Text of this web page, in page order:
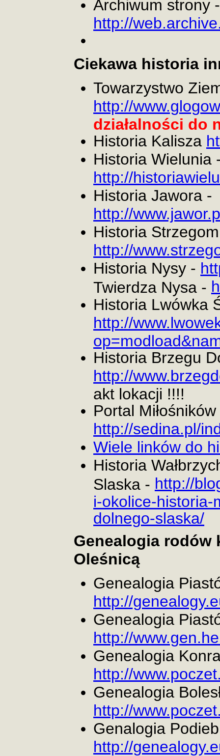
Archiwum strony -
http://
Ciekawa historia
Towarzystwo
http://
działalności do
Historia Kalisza
Historia Wielunia
http://
Historia Jawora -
http://
Historia
http://
Historia Nysy -
Twierdza Nysa -
Historia Lwówka
http://
Historia Brzegu
http://
akt lokacji !!!!
Portal
http://sedina.pl/
Wiele linków do
Historia
Slaska - http://
i-okolice-historia-
dolnego-slaska/
Genealogia rodów
Oleśnicą
Genealogia
http://
Genealogia
http://
Genealogia
http://
Genealogia
http://
Genalogia
http://